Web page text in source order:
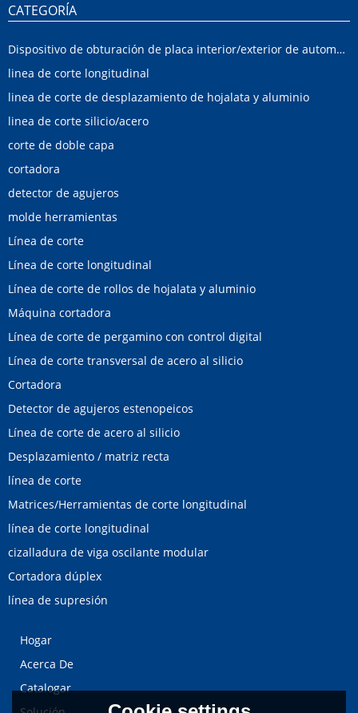
CATEGORÍA
Dispositivo de obturación de placa interior/exterior de automóvil
linea de corte longitudinal
linea de corte de desplazamiento de hojalata y aluminio
linea de corte silicio/acero
corte de doble capa
cortadora
detector de agujeros
molde herramientas
Línea de corte
Línea de corte longitudinal
Línea de corte de rollos de hojalata y aluminio
Máquina cortadora
Línea de corte de pergamino con control digital
Línea de corte transversal de acero al silicio
Cortadora
Detector de agujeros estenopeicos
Línea de corte de acero al silicio
Desplazamiento / matriz recta
línea de corte
Matrices/Herramientas de corte longitudinal
línea de corte longitudinal
cizalladura de viga oscilante modular
Cortadora dúplex
línea de supresión
Hogar
Acerca De
Catalogar